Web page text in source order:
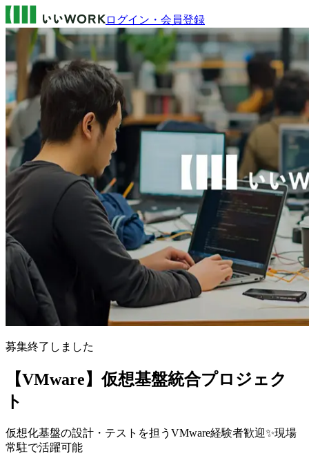
ログイン・会員登録
募集終了しました
【VMware】仮想基盤統合プロジェク
ト
仮想化基盤の設計・テストを担うVMware経験者歓迎✨現場
常駐で活躍可能